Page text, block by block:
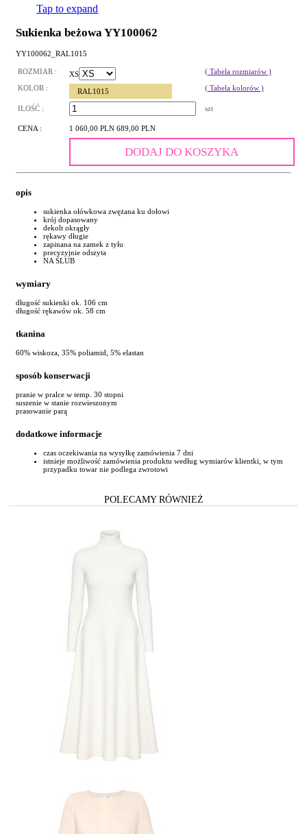
Tap to expand
Sukienka beżowa YY100062
YY100062_RAL1015
ROZMIAR : XS
( Tabela rozmiarów )
KOLOR :
RAL1015 ( Tabela kolorów )
ILOŚĆ : szt
CENA : 1 060,00 PLN 689,00 PLN
DODAJ DO KOSZYKA
opis
sukienka ołówkowa zwężana ku dołowi
krój dopasowany
dekolt okrągły
rękawy długie
zapinana na zamek z tyłu
precyzyjnie odszyta
NA ŚLUB
wymiary
długość sukienki ok. 106 cm
długość rękawów ok. 58 cm
tkanina
60% wiskoza, 35% poliamid, 5% elastan
sposób konserwacji
pranie w pralce w temp. 30 stopni
suszenie w stanie rozwieszonym
prasowanie parą
dodatkowe informacje
czas oczekiwania na wysyłkę zamówienia 7 dni
istnieje możliwość zamówienia produktu według wymiarów klientki, w tym
przypadku towar nie podlega zwrotowi
POLECAMY RÓWNIEŻ